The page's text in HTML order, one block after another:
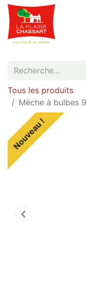
Tous les produits
Mèche à bulbes
Nouveau !